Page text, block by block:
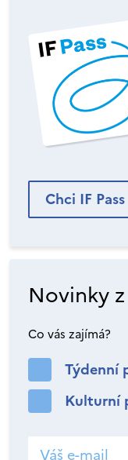
Chci IF Pass
Novinky z
Co vás zajímá?
Týdenní
Kulturní